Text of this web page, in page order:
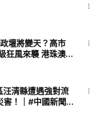
壇將變天？高市
狂風來襲 港珠澳
清縣遭遇強對流
害！｜#中國新聞